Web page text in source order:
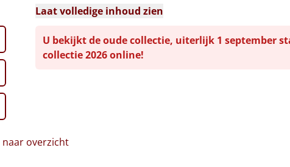
Laat volledige inhoud zien
U bekijkt de oude collectie, uiterlijk 1 september
collectie 2026 online!
naar overzicht